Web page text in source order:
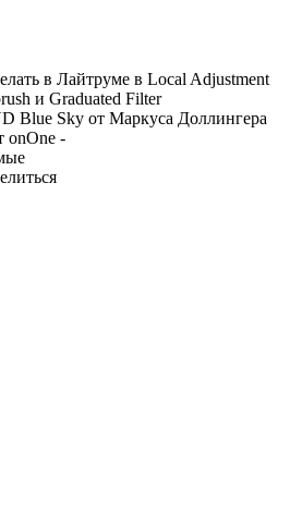
в Лайтруме в Local Adjustment
и Graduated Filter
Blue Sky от Маркуса Доллингера
onOne -